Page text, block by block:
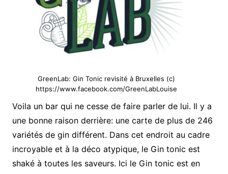
GreenLab: Gin Tonic revisité à Bruxelles (c)
https://www.facebook.com/GreenLabLouise
Voila un bar qui ne cesse de faire parler de lui. Il y a
une bonne raison derrière: une carte de plus de 246
variétés de gin différent. Dans cet endroit au cadre
incroyable et à la déco atypique, le Gin tonic est
shaké à toutes les saveurs. Ici le Gin tonic est en